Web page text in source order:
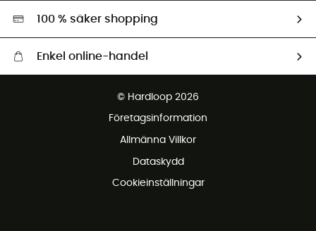
Miljöanpassat urval
100 % säker shopping
Enkel online-handel
Gratis retur inom 100 dagar
© Hardloop 2026
Företagsinformation
Allmänna Villkor
Dataskydd
Cookieinställningar